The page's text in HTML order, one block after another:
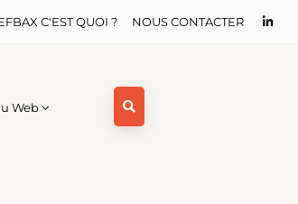
NOUS CONTACTER
C'EST QUOI ?
Web